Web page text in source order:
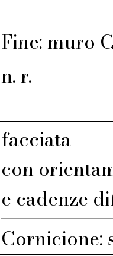
Fine: muro
n. r.
facciata
con
e cadenze
Cornicione: